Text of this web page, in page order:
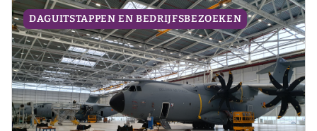
DAGUITSTAPPEN EN BEDRIJFSBEZOEKEN